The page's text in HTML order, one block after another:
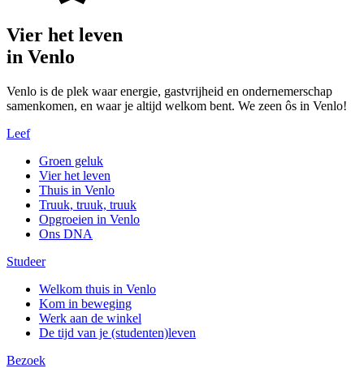
Vier het leven
in Venlo
Venlo is de plek waar energie, gastvrijheid en ondernemerschap
samenkomen, en waar je altijd welkom bent. We zeen ôs in Venlo!
Leef
Groen geluk
Vier het leven
Thuis in Venlo
Truuk, truuk, truuk
Opgroeien in Venlo
Ons DNA
Studeer
Welkom thuis in Venlo
Kom in beweging
Werk aan de winkel
De tijd van je (studenten)leven
Bezoek